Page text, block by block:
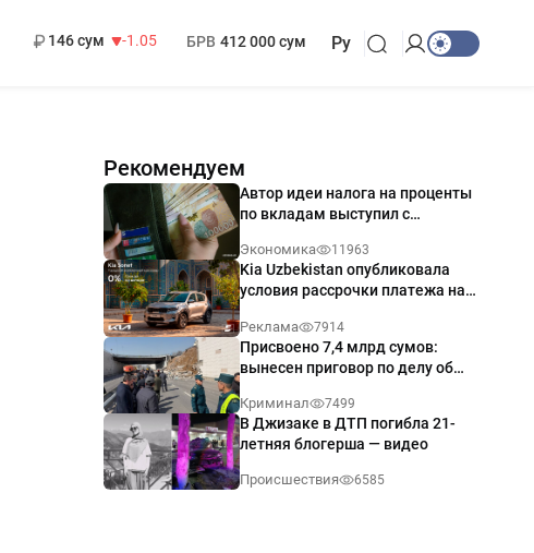
146 сум
-1.05
БРВ 412 000 сум Ру
Рекомендуем
Автор идеи налога на проценты
по вкладам выступил с
Экономика 11963
Kia Uzbekistan опубликовала
условия рассрочки платежа на
годовых
Реклама 7914
Присвоено 7,4 млрд сумов:
вынесен приговор по делу об
Ташкенте
Криминал 7499
В Джизаке в ДТП погибла 21-
летняя блогерша — видео
Происшествия 6585